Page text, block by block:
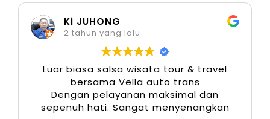
Camry Kuningan menjadi pilihan tepat untuk
perjalanan jarak jauh maupun mobilitas
6. Akses Mudah ke Titik Strategis
Kebutuhan perjalanan seringkali mencakup
Ki JUHONG
2 tahun yang lalu
Luar biasa salsa wisata tour & travel
bersama Vella auto trans
Dengan pelayanan maksimal dan
sepenuh hati. Sangat menyenangkan